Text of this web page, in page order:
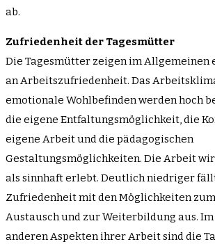
ab.
Zufriedenheit der Tagesmütter
Die Tagesmütter zeigen im Allgemeinen
an Arbeitszufriedenheit. Das
emotionale Wohlbefinden werden hoch
die eigene Entfaltungsmöglichkeit, die
eigene Arbeit und die pädagogischen
Gestaltungsmöglichkeiten. Die Arbeit
als sinnhaft erlebt. Deutlich niedriger
Zufriedenheit mit den Möglichkeiten
Austausch und zur Weiterbildung aus.
anderen Aspekten ihrer Arbeit sind die